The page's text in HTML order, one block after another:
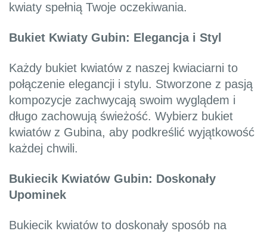
kwiaty spełnią Twoje oczekiwania.
Bukiet Kwiaty Gubin: Elegancja i Styl
Każdy bukiet kwiatów z naszej kwiaciarni to
połączenie elegancji i stylu. Stworzone z pasją
kompozycje zachwycają swoim wyglądem i
długo zachowują świeżość. Wybierz bukiet
kwiatów z Gubina, aby podkreślić wyjątkowość
każdej chwili.
Bukiecik Kwiatów Gubin: Doskonały
Upominek
Bukiecik kwiatów to doskonały sposób na